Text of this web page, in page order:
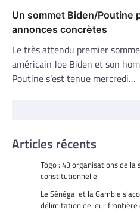
Un sommet Biden/Poutine
annonces concrètes
Le très attendu premier
américain Joe Biden et son
Poutine s’est tenue mercredi…
Articles récents
Togo : 43 organisations de
constitutionnelle
Le Sénégal et la Gambie
délimitation de leur frontière